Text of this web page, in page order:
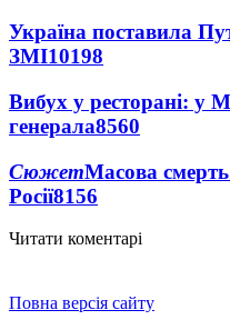
Україна поставила
ЗМІ10198
Вибух у ресторані: у
генерала8560
СюжетМасова
Росії8156
Читати коментарі
Повна версія сайту